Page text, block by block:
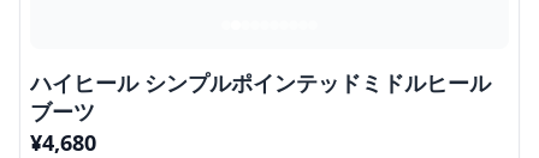
ハイヒール シンプルポインテッドミドルヒール
ブーツ
¥4,680